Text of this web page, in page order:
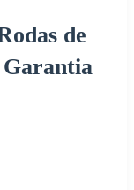
de
Garantia